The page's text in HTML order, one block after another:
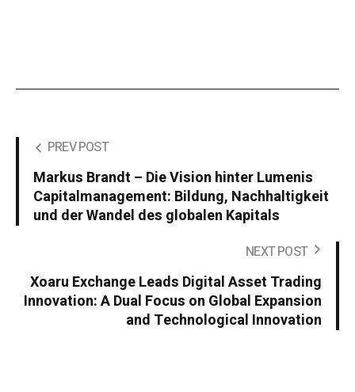
PREV POST
Markus Brandt – Die Vision hinter Lumenis
Capitalmanagement: Bildung, Nachhaltigkeit
und der Wandel des globalen Kapitals
NEXT POST
Xoaru Exchange Leads Digital Asset Trading
Innovation: A Dual Focus on Global Expansion
and Technological Innovation